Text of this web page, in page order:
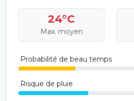
24°C
Max. moyen
Probabilité de beau temps
Risque de pluie